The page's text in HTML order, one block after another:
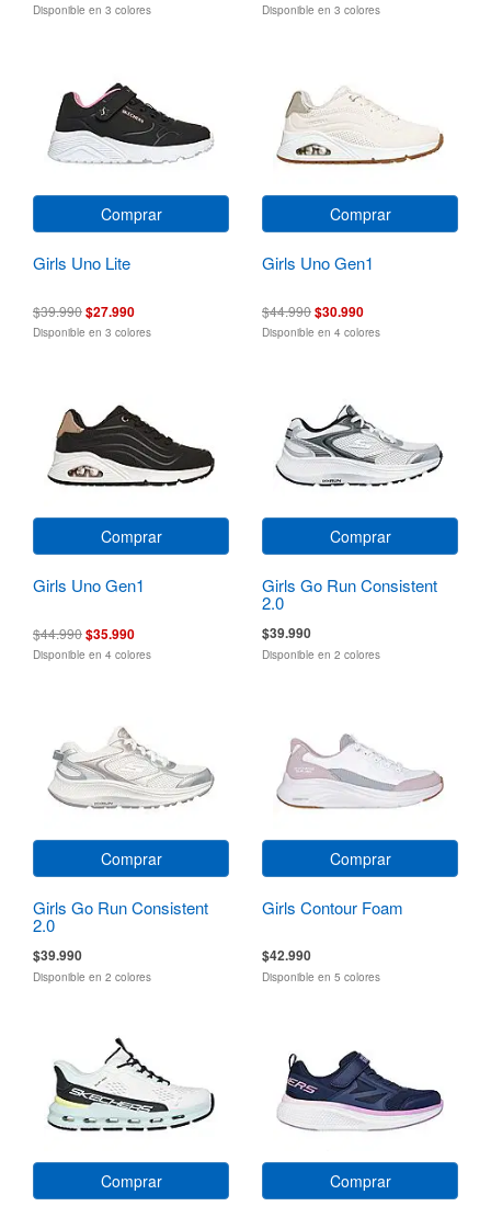
Disponible en 3 colores Disponible en 3 colores
Comprar
Girls Uno Lite
$39.990$27.990
Disponible en 3 colores
Comprar
Girls Uno Gen1
$44.990$30.990
Disponible en 4 colores
Comprar
Girls Uno Gen1
$44.990$35.990
Disponible en 4 colores
Comprar
Girls Go Run Consistent
2.0
$39.990
Disponible en 2 colores
Comprar
Girls Go Run Consistent
2.0
$39.990
Disponible en 2 colores
Comprar
Girls Contour Foam
$42.990
Disponible en 5 colores
Comprar Comprar